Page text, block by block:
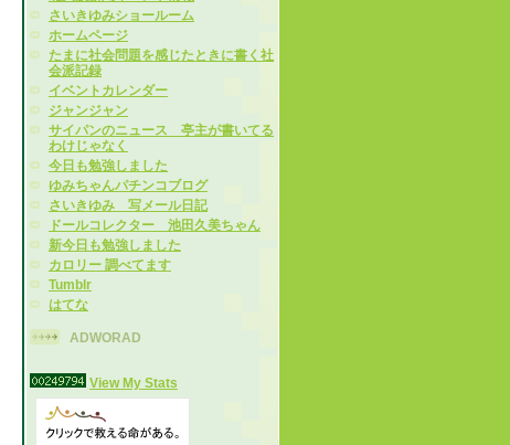
さいきゆみショールーム
ホームページ
たまに社会問題を感じたときに書く社
会派記録
イベントカレンダー
ジャンジャン
サイパンのニュース 亭主が書いてる
わけじゃなく
今日も勉強しました
ゆみちゃんパチンコブログ
さいきゆみ 写メール日記
ドールコレクター 池田久美ちゃん
新今日も勉強しました
カロリー 調べてます
Tumblr
はてな
ADWORAD
View My Stats